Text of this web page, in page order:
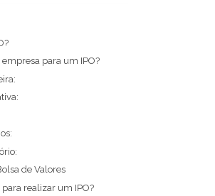
para um IPO?
de Valores
para realizar um IPO?